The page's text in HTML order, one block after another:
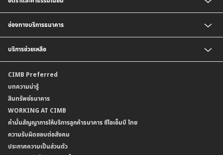
สินเชื่อบ้าน
สินเชื่อบ้านแลกเงินและสินเชื่ออเนกประสงค์
อัตราดอกเบี้ยเงินฝาก
อัตราดอกเบี้ยเงินฝากลูกค้าสถาบัน
อัตราดอกเบี้ยบัญชีเงินฝากเงินตราต่างประเทศ
อัตราดอกเบี้ยเงินกู้
กำหนดระยะเวลาการขายหรือฝากเงินได้ที่เป็นเงินตราต่างประเทศ
ค่าธรรมเนียม
อัตราค่าธรรมเนียมการฝากถอนบัญชีเงินฝากเงินตราต่างประเทศ
ข้อกำหนดบัญชีเงินฝาก
เงื่อนไขและค่าธรรมเนียมที่เกี่ยวกับการให้บริการบัญชีเงินฝากเงินตราต่างประเทศ
บริการฝากเงินเข้าบัญชีธนาคาร ซีไอเอ็มบี ไทย ที่ตู้บุญเติม
ช่องทางบริการธนาคาร
CIMB THAI Connect
บริการแจ้งเตือนผ่าน SMS
พร้อมเพย์
บริการเปิดบัญชีด้วยการยืนยันตัวตนรูปแบบดิจิทัล (NDID)
การขอและรับส่งข้อมูลรายการเคลื่อนไหวบัญชีเงินฝาก ในรูปแบบข้อมูลดิจิทัลระหว่าง
ธนาคาร (dStatement)
บริการยืนยันตัวตนรูปแบบดิจิทัล (NDID) เพื่อทำธรุกรรมออนไลน์กับกรมสรรพากร
บริการช่วยเหลือ
สาขาธนาคาร
ข้อมูลคุณภาพการให้บริการ
คำมั่นสัญญาการให้บริการลูกค้าธนาคาร ซีไอเอ็มบี ไทย
Form Download Center
CIMB Preferred
บทความน่ารู้
สินทรัพย์ธนาคาร
WORKING AT CIMB
คำมั่นสัญญาการให้บริการลูกค้าธนาคาร ซีไอเอ็มบี ไทย
ความรับผิดชอบต่อสังคม
ประกาศความเป็นส่วนตัว